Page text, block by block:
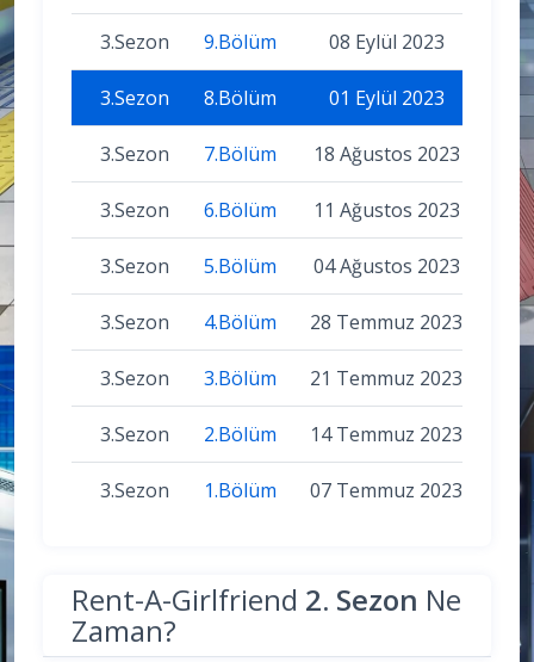
3.Sezon 9.Bölüm 08 Eylül 2023
3.Sezon 8.Bölüm 01 Eylül 2023
3.Sezon 7.Bölüm 18 Ağustos 2023
3.Sezon 6.Bölüm 11 Ağustos 2023
3.Sezon 5.Bölüm 04 Ağustos 2023
3.Sezon 4.Bölüm 28 Temmuz 2023
3.Sezon 3.Bölüm 21 Temmuz 2023
3.Sezon 2.Bölüm 14 Temmuz 2023
3.Sezon 1.Bölüm 07 Temmuz 2023
Rent-A-Girlfriend 2. Sezon Ne
Zaman?